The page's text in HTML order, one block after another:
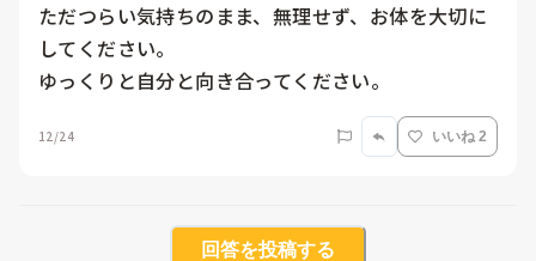
ただつらい気持ちのまま、無理せず、お体を大切に
してください。
ゆっくりと自分と向き合ってください。
12/24 いいね 2
回答を投稿する